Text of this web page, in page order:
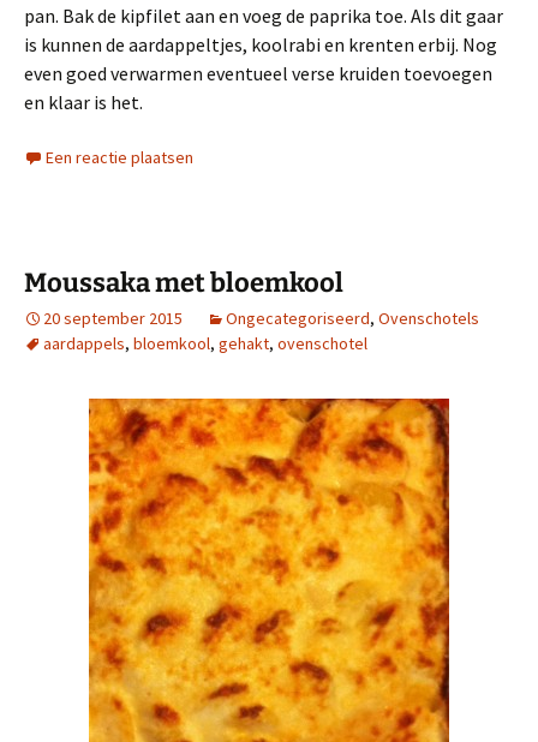
pan. Bak de kipfilet aan en voeg de paprika toe. Als dit gaar
is kunnen de aardappeltjes, koolrabi en krenten erbij. Nog
even goed verwarmen eventueel verse kruiden toevoegen
en klaar is het.
Een reactie plaatsen
Moussaka met bloemkool
20 september 2015 Ongecategoriseerd, Ovenschotels
aardappels, bloemkool, gehakt, ovenschotel